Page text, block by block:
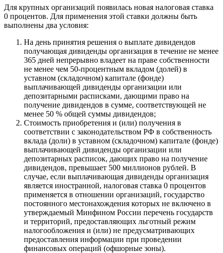
Для крупных организаций появилась новая налоговая ставка
0 процентов. Для применения этой ставки должны быть
выполнены два условия:
На день принятия решения о выплате дивидендов
получающая дивиденды организация в течение не менее
365 дней непрерывно владеет на праве собственности
не менее чем 50-процентным вкладом (долей) в
уставном (складочном) капитале (фонде)
выплачивающей дивиденды организации или
депозитарными расписками, дающими право на
получение дивидендов в сумме, соответствующей не
менее 50 % общей суммы дивидендов;
Стоимость приобретения и (или) получения в
соответствии с законодательством РФ в собственность
вклада (доли) в уставном (складочном) капитале (фонде)
выплачивающей дивиденды организации или
депозитарных расписок, дающих право на получение
дивидендов, превышает 500 миллионов рублей. В
случае, если выплачивающая дивиденды организация
является иностранной, налоговая ставка 0 процентов
применяется в отношении организаций, государство
постоянного местонахождения которых не включено в
утверждаемый Минфином России перечень государств
и территорий, предоставляющих льготный режим
налогообложения и (или) не предусматривающих
предоставления информации при проведении
финансовых операций (офшорные зоны).